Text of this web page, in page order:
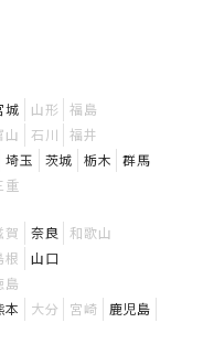
城 山形
福島
山 石川
福井
埼玉 茨城 栃木
群馬
重
賀 奈良
和歌山
根
山口
島
本 大分 宮崎
鹿児島